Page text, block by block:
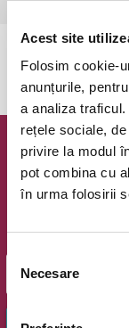
Acest site
Folosim cookie-
anunțurile,
a analiza
rețele sociale,
privire la modul
pot combina cu
în urma folosirii
Selecția
consimțământului
Necesare
Oferte
OK